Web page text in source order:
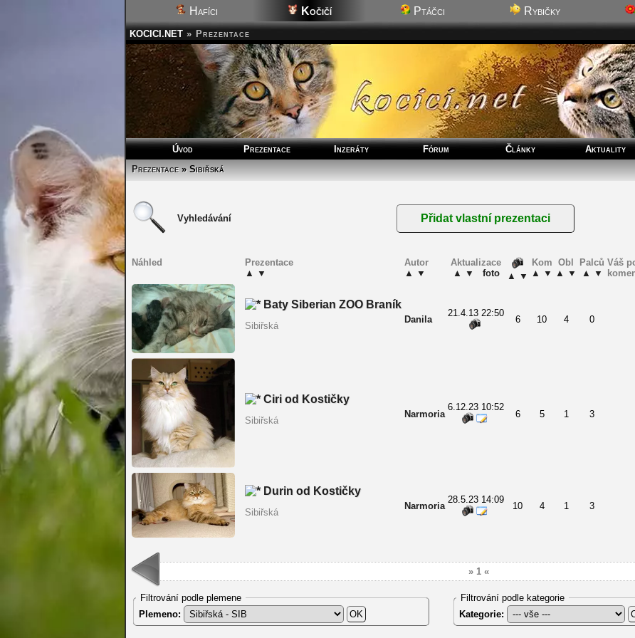
Hafíci Kočičí Ptáčci Rybičky
KOCICI.NET » Prezentace
Úvod Prezentace Inzeráty Fórum Články Aktuality
Prezentace» Sibiřská
Vyhledávání
Náhled
Prezentace
▲ ▼
Autor
▲ ▼
Aktualizace
▲ ▼ foto ▲ ▼
Kom
▲ ▼
Obl
▲ ▼
Palců
▲ ▼
Váš
Baty Siberian ZOO Braník
Sibiřská
Danila
21.4.13 22:50
6 10 4 0
Ciri od Kostičky
Sibiřská
Narmoria
6.12.23 10:52
6 5 1 3
Durin od Kostičky
Sibiřská
Narmoria
28.5.23 14:09
10 4 1 3
» 1 «
Filtrování podle plemene
Plemeno:
Filtrování podle kategorie
Kategorie: